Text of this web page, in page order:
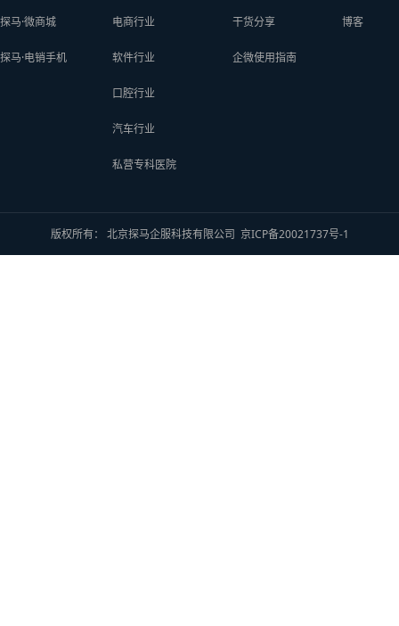
探马·微商城
探马·电销手机
电商行业
软件行业
口腔行业
汽车行业
私营专科医院
干货分享
企微使用指南
博客
版权所有： 北京探马企服科技有限公司 京ICP备20021737号-1